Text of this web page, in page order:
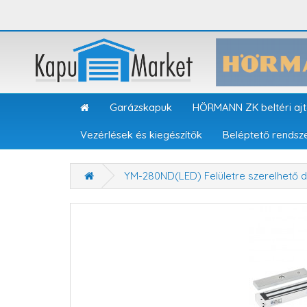
Garázskapuk HÖRMANN ZK beltéri
Vezérlések és kiegészítők Beléptető
YM-280ND(LED) Felületre szerelhető